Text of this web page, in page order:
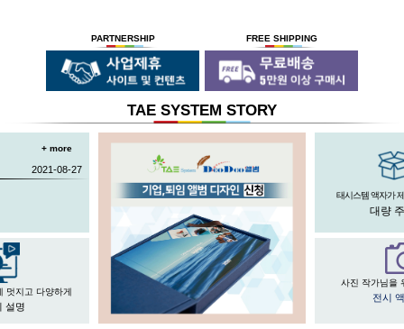
30년의 역사를 갖고 있는 회사입니다.
절대적인 제품을 만들기 위해
전 직원이 노력하고 있습니다.
세계 각국에 기계수출은 물론 기술지원을
하고 있습니다.
세계 최초로 개발하고
안전과 효과 효율을 인정받아
획득 하였습니다.
PARTNERSHIP FREE SHIPPING
TAE SYSTEM STORY
+ more
2021-08-27
태시스템 액자가
대량
멋지고 다양하게
설명
사진 작가님을
전시